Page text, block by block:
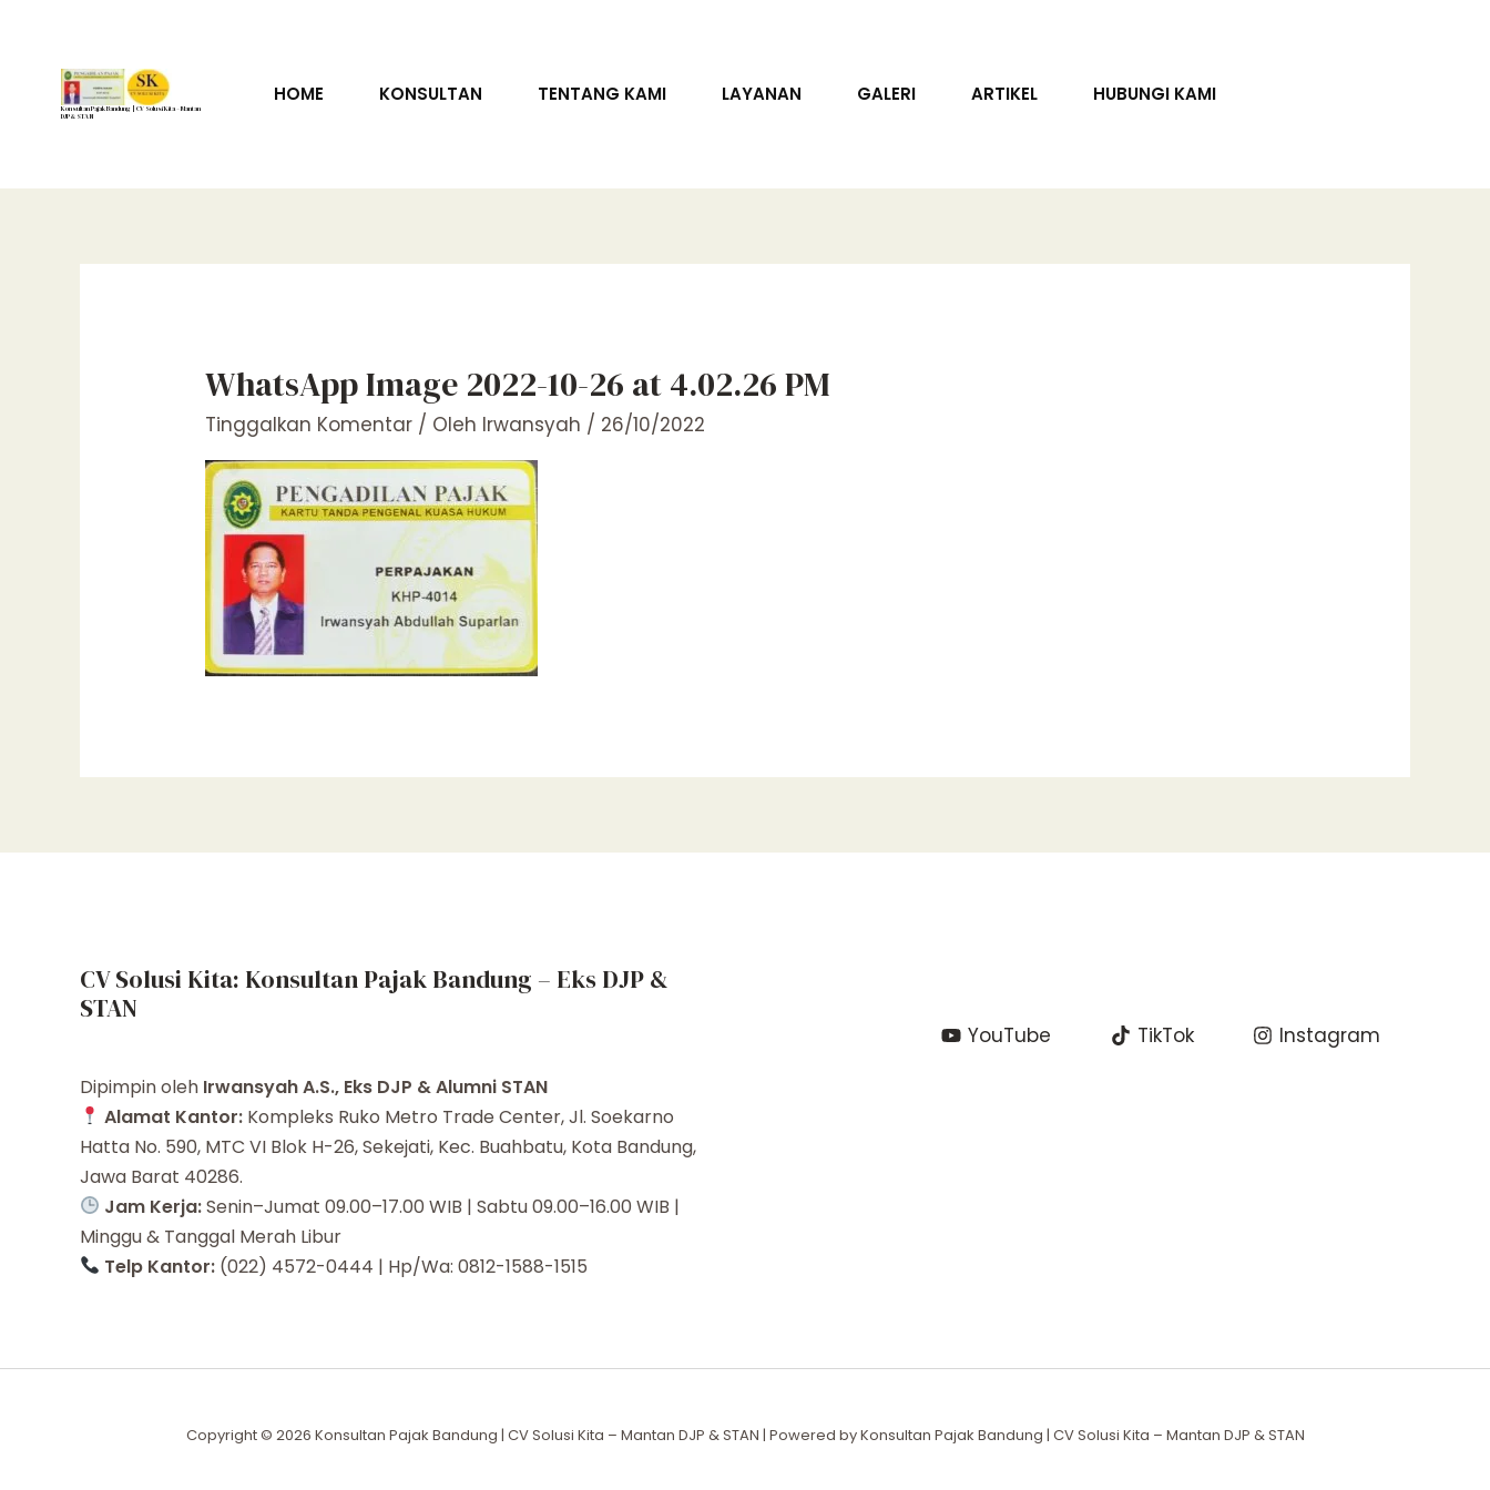
konten
Konsultan Pajak Bandung | CV Solusi Kita – Mantan
DJP & STAN
HOME KONSULTAN TENTANG KAMI LAYANAN GALERI ARTIKEL HUBUNGI KAMI
WhatsApp Image 2022-10-26 at 4.02.26 PM
Tinggalkan Komentar / Oleh Irwansyah / 26/10/2022
CV Solusi Kita: Konsultan Pajak Bandung – Eks DJP &
STAN
Dipimpin oleh Irwansyah A.S., Eks DJP & Alumni STAN
Alamat Kantor: Kompleks Ruko Metro Trade Center, Jl. Soekarno
Hatta No. 590, MTC VI Blok H-26, Sekejati, Kec. Buahbatu, Kota Bandung,
Jawa Barat 40286.
Jam Kerja:Senin–Jumat 09.00–17.00 WIB | Sabtu 09.00–16.00 WIB |
Minggu & Tanggal Merah Libur
Telp Kantor: (022) 4572-0444 | Hp/Wa: 0812-1588-1515
YouTube TikTok Instagram
Copyright © 2026 Konsultan Pajak Bandung | CV Solusi Kita – Mantan DJP & STAN | Powered by Konsultan Pajak Bandung | CV Solusi Kita – Mantan DJP & STAN